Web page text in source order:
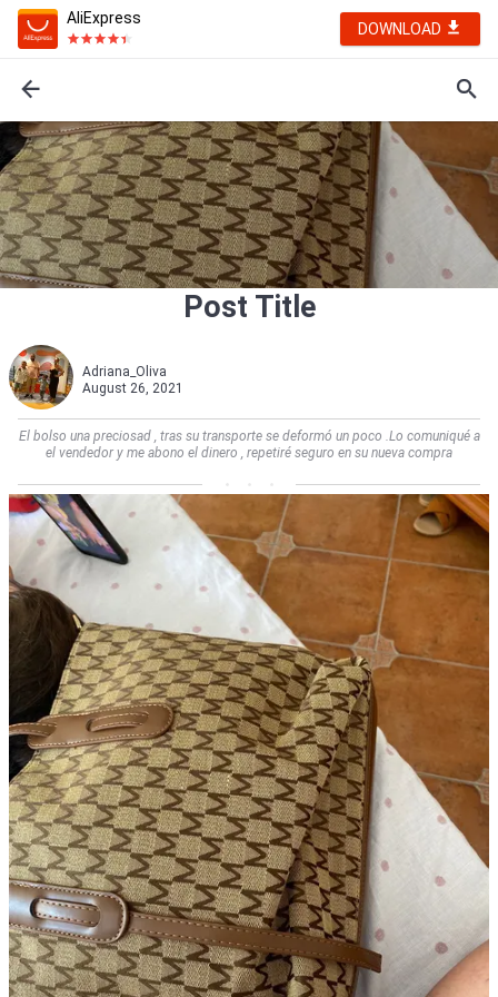
AliExpress
DOWNLOAD
Post Title
Adriana_Oliva
August 26, 2021
El bolso una preciosad , tras su transporte se deformó un poco .Lo comuniqué a
el vendedor y me abono el dinero , repetiré seguro en su nueva compra